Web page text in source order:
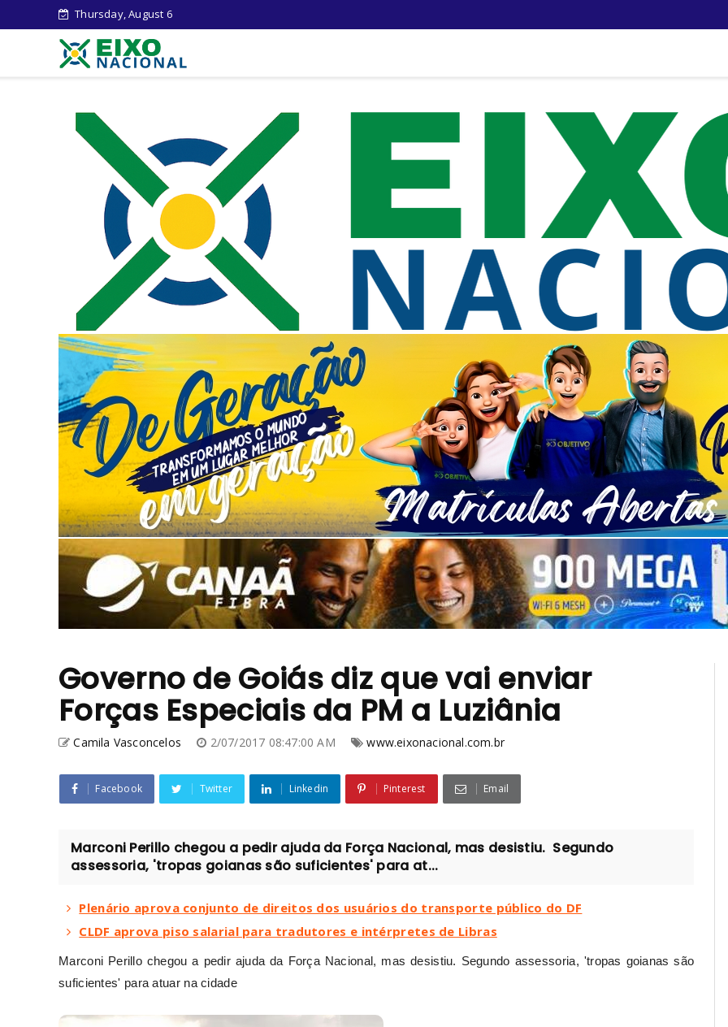
Thursday, August 6
Governo de Goiás diz que vai enviar
Forças Especiais da PM a Luziânia
Camila Vasconcelos 2/07/2017 08:47:00 AM www.eixonacional.com.br
Facebook Twitter Linkedin Pinterest Email
Marconi Perillo chegou a pedir ajuda da Força Nacional, mas desistiu. Segundo
assessoria, 'tropas goianas são suficientes' para at...
Plenário aprova conjunto de direitos dos usuários do transporte público do DF
CLDF aprova piso salarial para tradutores e intérpretes de Libras
Marconi Perillo chegou a pedir ajuda da Força Nacional, mas desistiu. Segundo assessoria, 'tropas goianas são
suficientes' para atuar na cidade